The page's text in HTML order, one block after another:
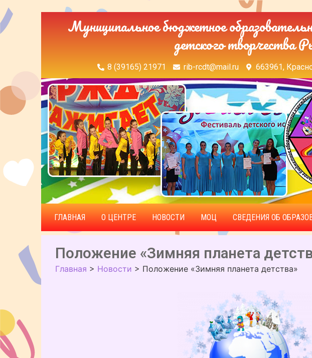
Муниципальное бюджетное
детского творчества
8 (39165) 21971 rib-rcdt@mail.ru 663961,
ГЛАВНАЯ О ЦЕНТРЕ НОВОСТИ МОЦ СВЕДЕНИЯ ОБ
Положение «Зимняя планета
Главная > Новости > Положение «Зимняя планета детства»